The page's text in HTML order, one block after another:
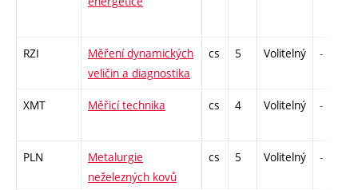
RZI
Měření dynamických
veličin a diagnostika
cs 5 Volitelný -
XMT Měřicí technika cs 4 Volitelný -
PLN
Metalurgie
neželezných kovů
cs 5 Volitelný -